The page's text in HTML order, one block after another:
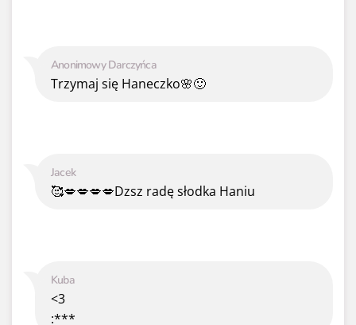
Kuba
<3
:***
Jacek
🥰💋💋💋💋Dzsz radę słodka Haniu
Anonimowy Darczyńca
Trzymaj się Haneczko🌸🙂